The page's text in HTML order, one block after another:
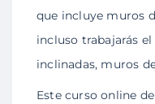
que incluye muros
incluso trabajarás
inclinadas, muros
Este curso online